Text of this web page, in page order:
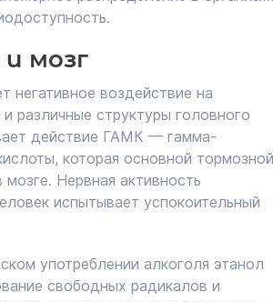
мозг
негативное воздействие на
различные структуры головного
действие ГАМК — гамма-
которая основной тормозной
Нервная активность
испытывает успокоительный
употреблении алкоголя этанол
свободных радикалов и